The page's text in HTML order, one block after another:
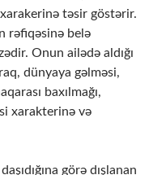
xarakerinə təsir göstərir.
rəfiqəsinə belə
Onun ailədə aldığı
dünyaya gəlməsi,
baxılmağı,
xarakterinə və
görə dışlanan